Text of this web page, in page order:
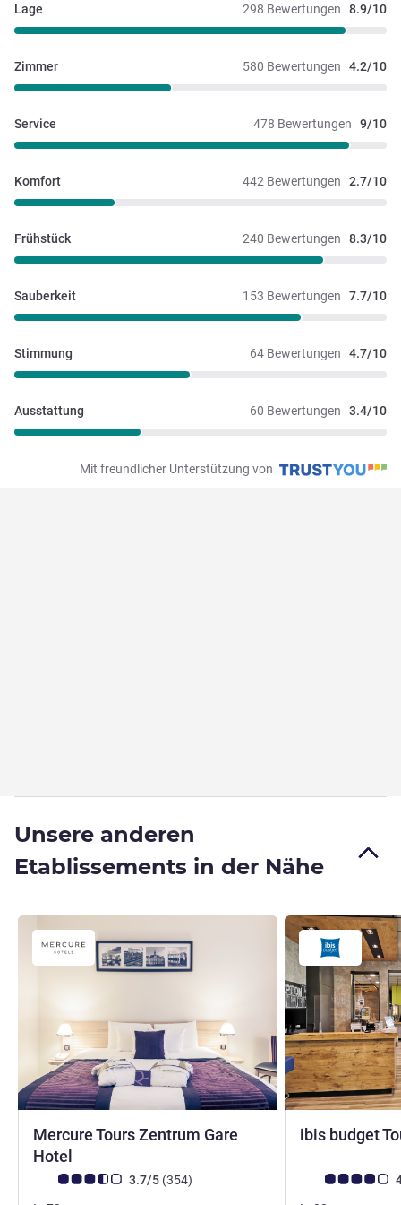
298 Bewertungen 8.9/10
Lage
580 Bewertungen 4.2/10
Zimmer
478 Bewertungen 9/10
Service
442 Bewertungen 2.7/10
Komfort
240 Bewertungen 8.3/10
Frühstück
153 Bewertungen 7.7/10
Sauberkeit
64 Bewertungen 4.7/10
Stimmung
60 Bewertungen 3.4/10
Ausstattung
Mit freundlicher Unterstützung von
Unsere anderen
Etablissements in der Nähe
Mercure Tours Zentrum Gare
Hotel
Note Kundenmeinungen (Bewertung ALL)
3.7/5 (354Bewertungen
)
ibis budget
Note